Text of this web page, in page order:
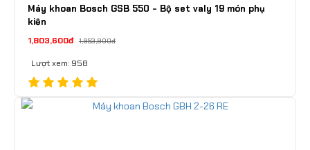
Máy khoan Bosch GSB 550 - Bộ set valy 19 món phụ
kiện
1,803,600đ 1,953,900đ
Lượt xem: 958